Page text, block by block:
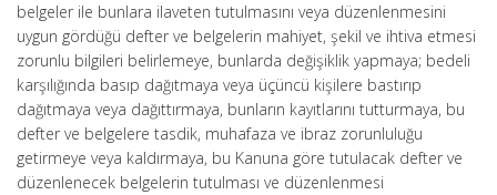
belgeler ile bunlara ilaveten tutulmasını veya düzenlenmesini
uygun gördüğü defter ve belgelerin mahiyet, şekil ve ihtiva etmesi
zorunlu bilgileri belirlemeye, bunlarda değişiklik yapmaya; bedeli
karşılığında basıp dağıtmaya veya üçüncü kişilere bastırıp
dağıtmaya veya dağıttırmaya, bunların kayıtlarını tutturmaya, bu
defter ve belgelere tasdik, muhafaza ve ibraz zorunluluğu
getirmeye veya kaldırmaya, bu Kanuna göre tutulacak defter ve
düzenlenecek belgelerin tutulması ve düzenlenmesi